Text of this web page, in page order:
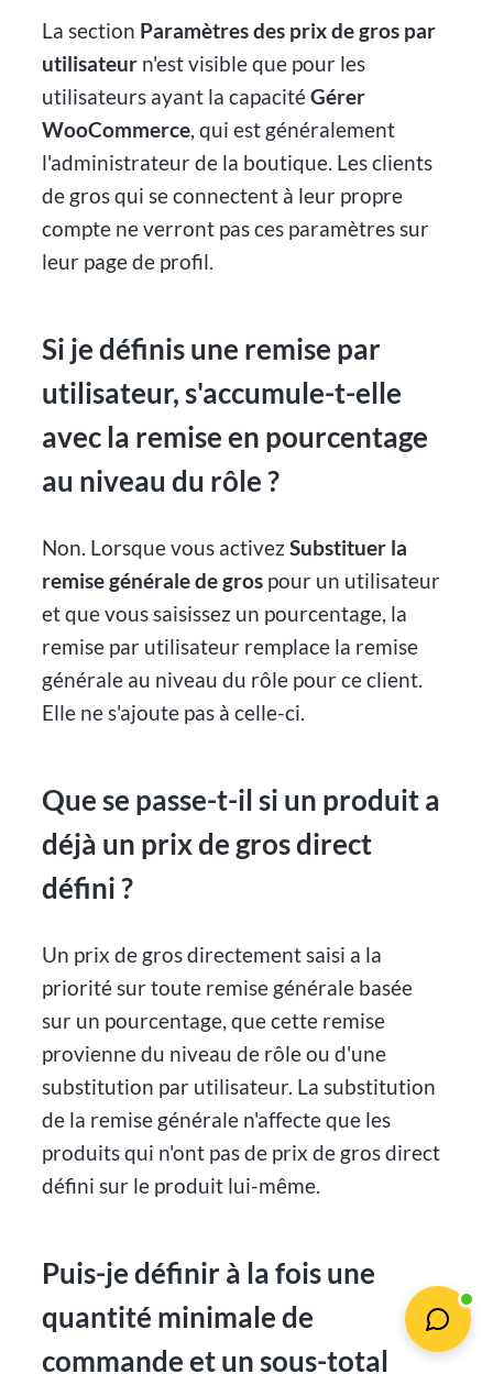
La section Paramètres des prix de gros par
utilisateur n'est visible que pour les
utilisateurs ayant la capacitéGérer
WooCommerce, qui est généralement
l'administrateur de la boutique. Les clients
de gros qui se connectent à leur propre
compte ne verront pas ces paramètres sur
leur page de profil.
Si je définis une remise par
utilisateur, s'accumule-t-elle
avec la remise en pourcentage
au niveau du rôle ?
Non. Lorsque vous activezSubstituer la
remise générale de gros pour un utilisateur
et que vous saisissez un pourcentage, la
remise par utilisateur remplace la remise
générale au niveau du rôle pour ce client.
Elle ne s'ajoute pas à celle-ci.
Que se passe-t-il si un produit a
déjà un prix de gros direct
défini ?
Un prix de gros directement saisi a la
priorité sur toute remise générale basée
sur un pourcentage, que cette remise
provienne du niveau de rôle ou d'une
substitution par utilisateur. La substitution
de la remise générale n'affecte que les
produits qui n'ont pas de prix de gros direct
défini sur le produit lui-même.
Puis-je définir à la fois une
quantité minimale de
commande et un sous-total